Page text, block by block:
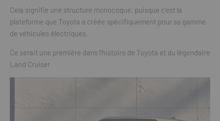
Cela signifie une structure monocoque, puisque c’est la
plateforme que Toyota a créée spécifiquement pour sa gamme
de véhicules électriques.
Ce serait une première dans l’histoire de Toyota et du légendaire
Land Cruiser